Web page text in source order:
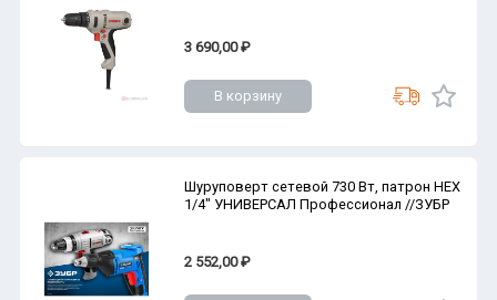
3 690,00 ₽
В корзину
Шуруповерт сетевой 730 Вт, патрон HEX
1/4" УНИВЕРСАЛ Профессионал //ЗУБР
2 552,00 ₽